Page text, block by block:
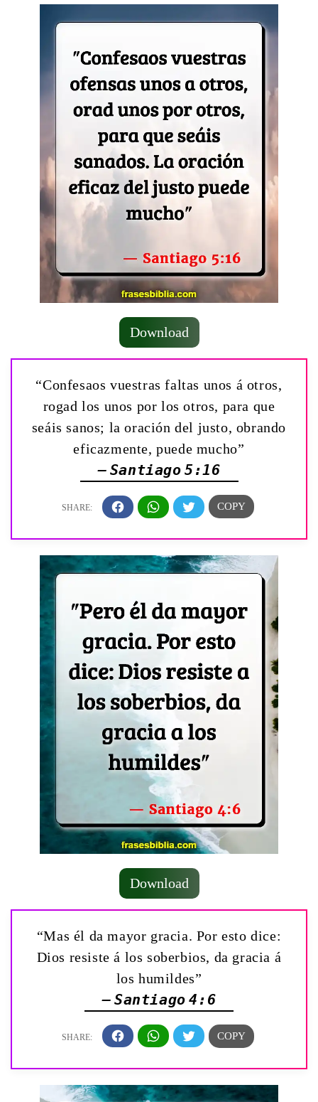
Download
“Confesaos vuestras faltas unos á otros,
rogad los unos por los otros, para que
seáis sanos; la oración del justo, obrando
eficazmente, puede mucho”
— Santiago 5:16
Download
“Mas él da mayor gracia. Por esto dice:
Dios resiste á los soberbios, da gracia á
los humildes”
— Santiago 4:6